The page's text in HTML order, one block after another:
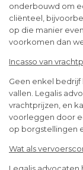
onderbouwd om
cliënteel,
op die manier
voorkomen dan
Incasso van
Geen enkel bedrijf
vallen. Legalis
vrachtprijzen, en
voorleggen door
op borgstellingen
Wat als